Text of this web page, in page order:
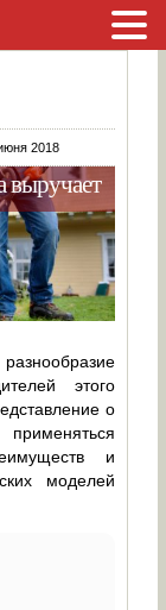
2018
выручает
этого
о
и
моделей